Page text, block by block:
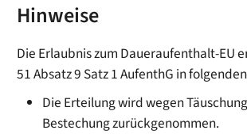
Hinweise
Die Erlaubnis zum Daueraufenthalt-EU
51 Absatz 9 Satz 1 AufenthG in
Die Erteilung wird wegen
Bestechung zurückgenommen.